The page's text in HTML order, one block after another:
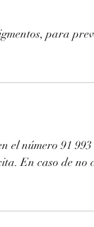
para
el número 91 993
En caso de no